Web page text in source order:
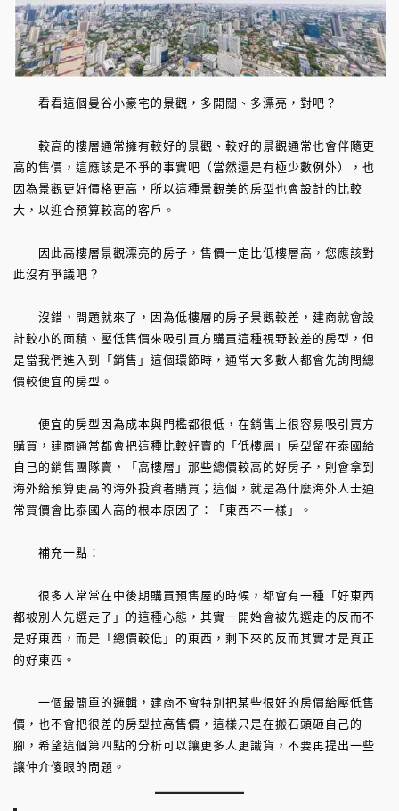
看看這個曼谷小豪宅的景觀，多開闊、多漂亮，對吧？
較高的樓層通常擁有較好的景觀、較好的景觀通常也會伴隨更
高的售價，這應該是不爭的事實吧（當然還是有極少數例外），也
因為景觀更好價格更高，所以這種景觀美的房型也會設計的比較
大，以迎合預算較高的客戶。
因此高樓層景觀漂亮的房子，售價一定比低樓層高，您應該對
此沒有爭議吧？
沒錯，問題就來了，因為低樓層的房子景觀較差，建商就會設
計較小的面積、壓低售價來吸引買方購買這種視野較差的房型，但
是當我們進入到「銷售」這個環節時，通常大多數人都會先詢問總
價較便宜的房型。
便宜的房型因為成本與門檻都很低，在銷售上很容易吸引買方
購買，建商通常都會把這種比較好賣的「低樓層」房型留在泰國給
自己的銷售團隊賣，「高樓層」那些總價較高的好房子，則會拿到
海外給預算更高的海外投資者購買；這個，就是為什麼海外人士通
常買價會比泰國人高的根本原因了：「東西不一樣」。
補充一點：
很多人常常在中後期購買預售屋的時候，都會有一種「好東西
都被別人先選走了」的這種心態，其實一開始會被先選走的反而不
是好東西，而是「總價較低」的東西，剩下來的反而其實才是真正
的好東西。
一個最簡單的邏輯，建商不會特別把某些很好的房價給壓低售
價，也不會把很差的房型拉高售價，這樣只是在搬石頭砸自己的
腳，希望這個第四點的分析可以讓更多人更識貨，不要再提出一些
讓仲介傻眼的問題。